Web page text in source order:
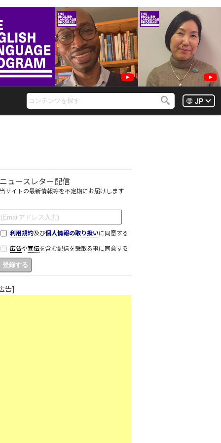
JP
ュースレター配信
サイトの最新情報等を不定期にお届けします
利用規約及び個人情報の取り扱いに同意する
広告や宣伝を含む配信を受取る事に同意する
告]